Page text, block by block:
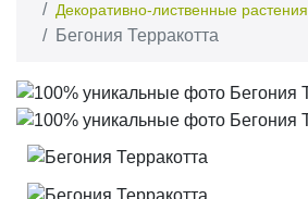
Декоративно-лиственные растения
Бегония Терракотта